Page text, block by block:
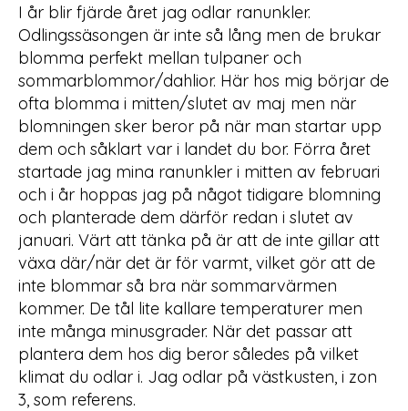
I år blir fjärde året jag odlar ranunkler.
Odlingssäsongen är inte så lång men de brukar
blomma perfekt mellan tulpaner och
sommarblommor/dahlior. Här hos mig börjar de
ofta blomma i mitten/slutet av maj men när
blomningen sker beror på när man startar upp
dem och såklart var i landet du bor. Förra året
startade jag mina ranunkler i mitten av februari
och i år hoppas jag på något tidigare blomning
och planterade dem därför redan i slutet av
januari. Värt att tänka på är att de inte gillar att
växa där/när det är för varmt, vilket gör att de
inte blommar så bra när sommarvärmen
kommer. De tål lite kallare temperaturer men
inte många minusgrader. När det passar att
plantera dem hos dig beror således på vilket
klimat du odlar i. Jag odlar på västkusten, i zon
3, som referens.